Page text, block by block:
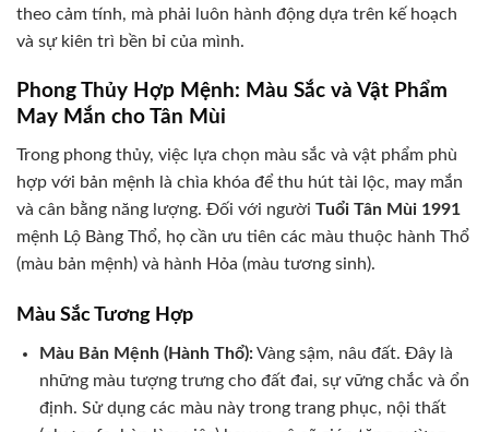
theo cảm tính, mà phải luôn hành động dựa trên kế hoạch
và sự kiên trì bền bỉ của mình.
Phong Thủy Hợp Mệnh: Màu Sắc và Vật Phẩm
May Mắn cho Tân Mùi
Trong phong thủy, việc lựa chọn màu sắc và vật phẩm phù
hợp với bản mệnh là chìa khóa để thu hút tài lộc, may mắn
và cân bằng năng lượng. Đối với người Tuổi Tân Mùi 1991
mệnh Lộ Bàng Thổ, họ cần ưu tiên các màu thuộc hành Thổ
(màu bản mệnh) và hành Hỏa (màu tương sinh).
Màu Sắc Tương Hợp
Màu Bản Mệnh (Hành Thổ):Vàng sậm, nâu đất. Đây là
những màu tượng trưng cho đất đai, sự vững chắc và ổn
định. Sử dụng các màu này trong trang phục, nội thất